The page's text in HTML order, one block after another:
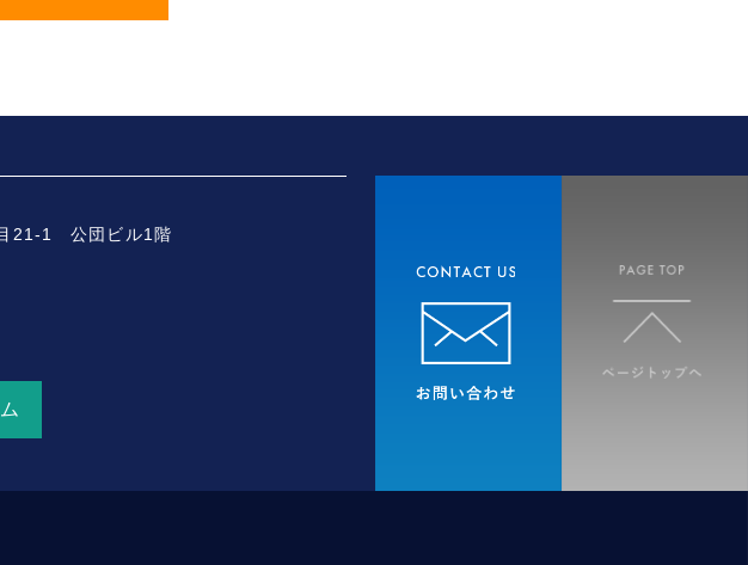
ーに商品を送付したり必要に応じて連絡したりするため、氏
る情報を入力画面に表示させたり、ユーザーのご指示に基づい
当社がユーザーに対してサービスを提供するにあたって必要
21-1 公団ビル1階